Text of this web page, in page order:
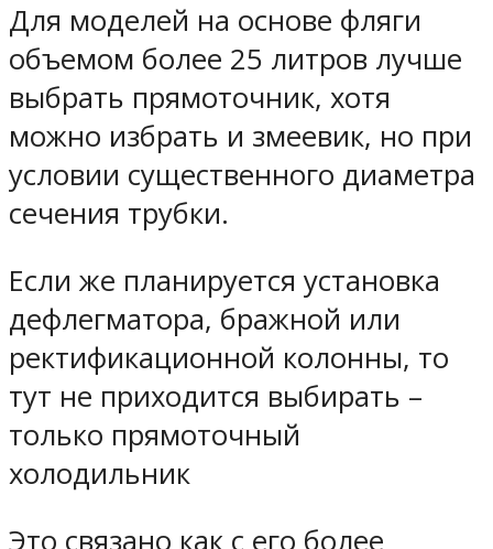
Для моделей на основе фляги
объемом более 25 литров лучше
выбрать прямоточник, хотя
можно избрать и змеевик, но при
условии существенного диаметра
сечения трубки.
Если же планируется установка
дефлегматора, бражной или
ректификационной колонны, то
тут не приходится выбирать –
только прямоточный
холодильник
Это связано как с его более